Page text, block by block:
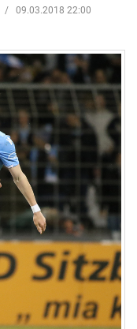
09.03.2018 22:00